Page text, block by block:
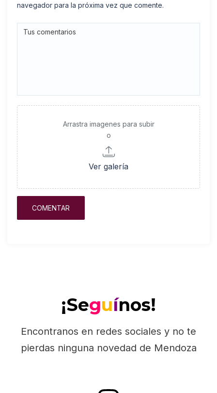
navegador para la próxima vez que comente.
Arrastra imagenes para subir
o
Ver galería
¡Seguínos!
Encontranos en redes sociales y no te
pierdas ninguna novedad de Mendoza